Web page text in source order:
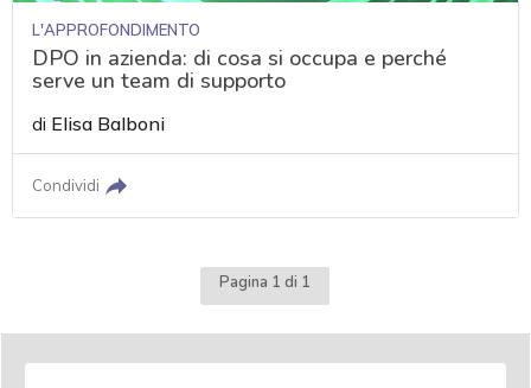
L'APPROFONDIMENTO
DPO in azienda: di cosa si occupa e perché
serve un team di supporto
di Elisa Balboni
Condividi
Pagina 1 di 1